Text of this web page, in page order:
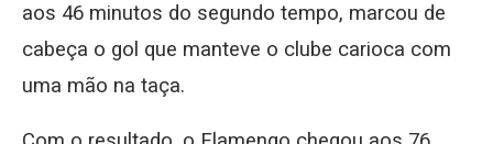
aos 46 minutos do segundo tempo, marcou de
cabeça o gol que manteve o clube carioca com
uma mão na taça.